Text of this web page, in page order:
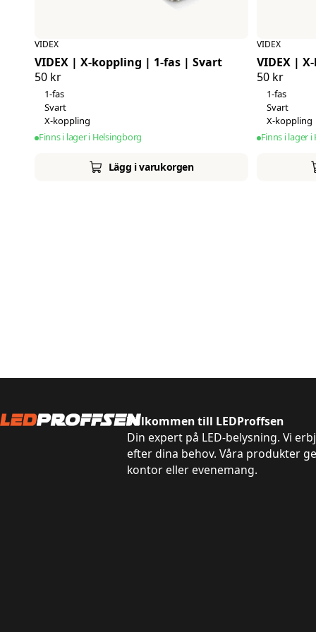
VIDEX
VIDEX | X-koppling | 1-fas | Svart
50 kr
1-fas
Svart
X-koppling
Finns i lager i Helsingborg
Lägg i varukorgen
VIDEX
VIDEX |
50 kr
1-fas
Svart
X-koppling
Finns i lager
Välkommen till LEDProffsen
Din expert på LED-belysning. Vi
efter dina behov. Våra produkter
kontor eller evenemang.